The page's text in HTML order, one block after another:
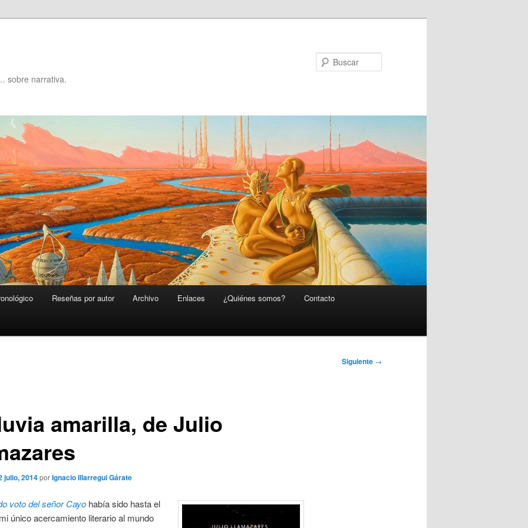
sobre narrativa.
Reseñas por autor Archivo Enlaces ¿Quiénes somos? Contacto
Siguiente →
amarilla, de Julio
julio, 2014porIgnacio Illarregui Gárate
voto del señor Cayohabía sido hasta el
único acercamiento literario al mundo